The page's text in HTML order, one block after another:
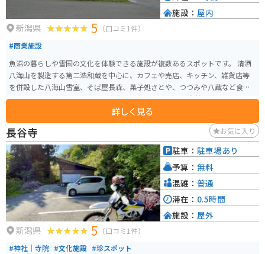
新潟県 5 （口コミ1件）
#商業施設
魚沼の暮らしや雪国の文化を体験できる施設が複数あるスポットです。 清酒
八海山を製造する第二浩和蔵を中心に、カフェや売店、キッチン、雑貨店等
を併設した八海山雪室、そば屋長森、菓子処さとや、つつみや八蔵など食事
やイベント体験ができす施設が充実しています。 周囲の自然に溶け込むよう
に作られているので、自然を楽しみながら過ごすことができます。
詳しく見る
施設： 屋内
長谷寺 お気に入り
新潟県 5 （口コミ1件）
#神社｜寺院 #文化施設 #珍スポット
駐車： 駐車場あり
予算： 無料
混雑： 普通
滞在： 0.5時間
施設： 屋外